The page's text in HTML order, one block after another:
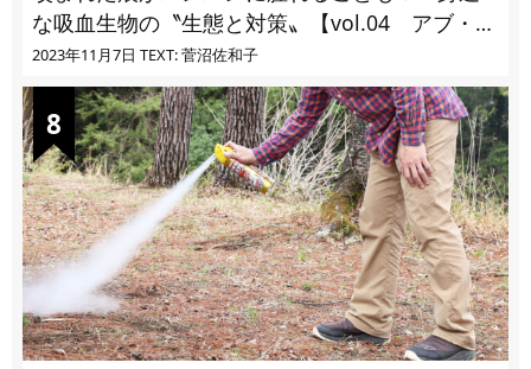
な吸血生物の〝生態と対策〟【vol.04 アブ・ブ
ユ・ヌカカ】
2023年11月7日 TEXT: 菅沼佐和子